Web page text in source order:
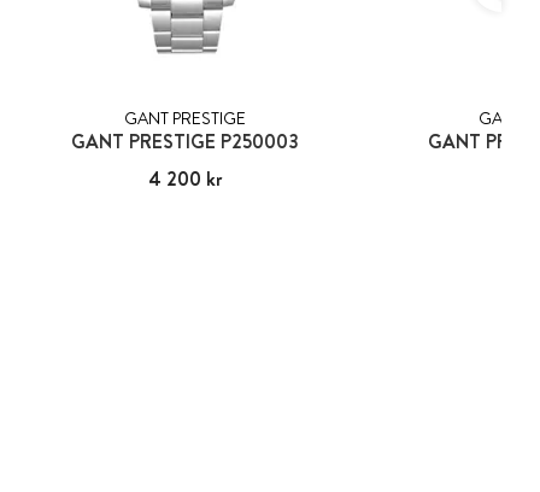
GANT PRESTIGE
GANT PRESTIGE P250003
Pris:4 200 kr
4 200 kr
GANT
GANT